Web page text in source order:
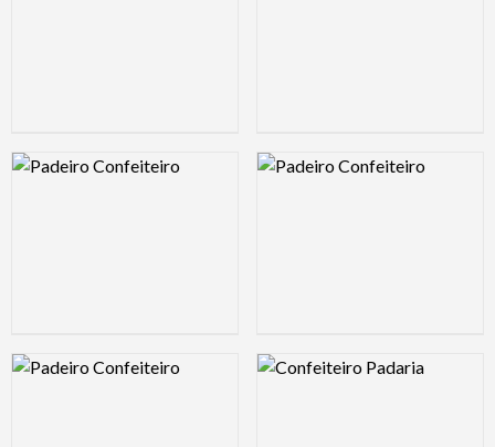
Logo Preview Image Logo Preview Image
Logo Preview Image Logo Preview Image